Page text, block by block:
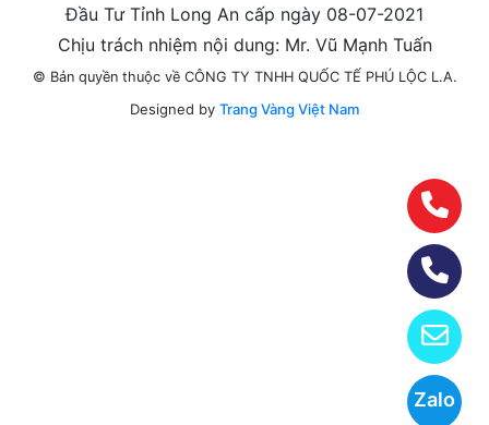
Zalo
Đầu Tư Tỉnh Long An cấp ngày 08-07-2021
Chịu trách nhiệm nội dung: Mr. Vũ Mạnh Tuấn
© Bản quyền thuộc về CÔNG TY TNHH QUỐC TẾ PHÚ LỘC L.A.
Designed by Trang Vàng Việt Nam